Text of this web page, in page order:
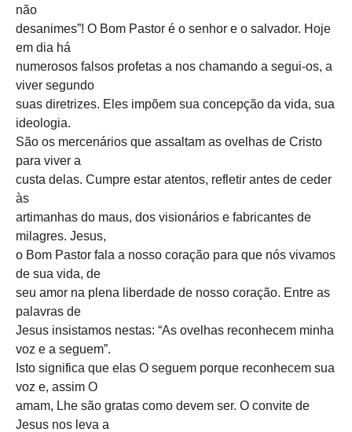
não
desanimes”! O Bom Pastor é o senhor e o salvador. Hoje
em dia há
numerosos falsos profetas a nos chamando a segui-os, a
viver segundo
suas diretrizes. Eles impõem sua concepção da vida, sua
ideologia.
São os mercenários que assaltam as ovelhas de Cristo
para viver a
custa delas. Cumpre estar atentos, refletir antes de ceder
às
artimanhas do maus, dos visionários e fabricantes de
milagres. Jesus,
o Bom Pastor fala a nosso coração para que nós vivamos
de sua vida, de
seu amor na plena liberdade de nosso coração. Entre as
palavras de
Jesus insistamos nestas: “As ovelhas reconhecem minha
voz e a seguem”.
Isto significa que elas O seguem porque reconhecem sua
voz e, assim O
amam, Lhe são gratas como devem ser. O convite de
Jesus nos leva a